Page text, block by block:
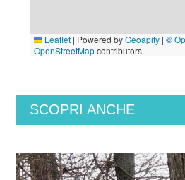
Leaflet | Powered byGeoapify |©
OpenStreetMapcontributors
SCOPRI ANCHE